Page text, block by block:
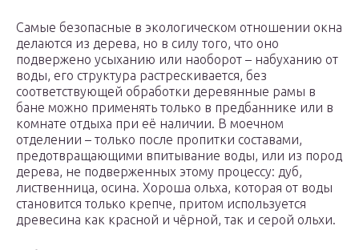
Самые безопасные в экологическом отношении окна
делаются из дерева, но в силу того, что оно
подвержено усыханию или наоборот – набуханию от
воды, его структура растрескивается, без
соответствующей обработки деревянные рамы в
бане можно применять только в предбаннике или в
комнате отдыха при её наличии. В моечном
отделении – только после пропитки составами,
предотвращающими впитывание воды, или из пород
дерева, не подверженных этому процессу: дуб,
лиственница, осина. Хороша ольха, которая от воды
становится только крепче, притом используется
древесина как красной и чёрной, так и серой ольхи.